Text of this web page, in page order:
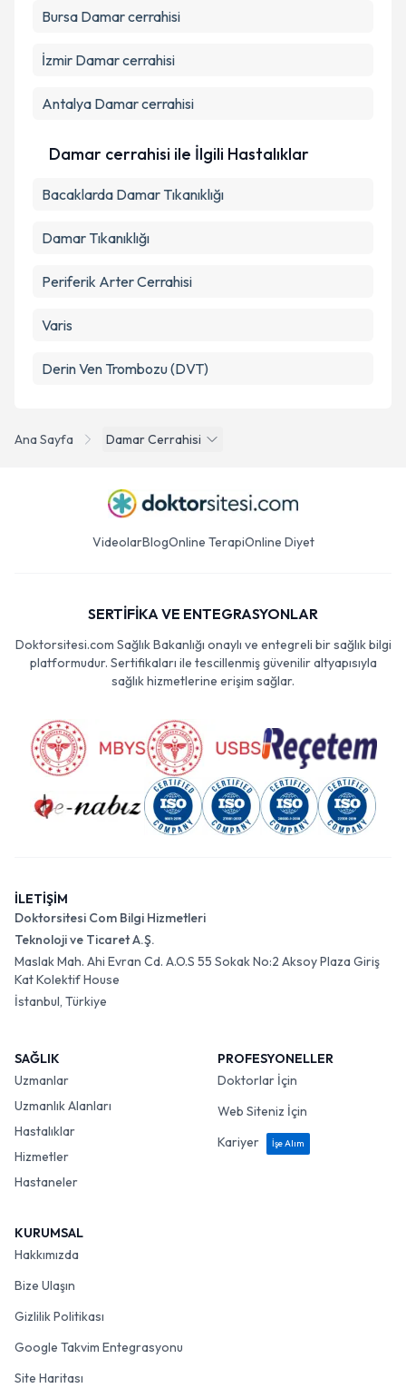
Ana Sayfa Damar Cerrahisi
Bursa Damar cerrahisi
İzmir Damar cerrahisi
Antalya Damar cerrahisi
Damar cerrahisi ile İlgili Hastalıklar
Bacaklarda Damar Tıkanıklığı
Damar Tıkanıklığı
Periferik Arter Cerrahisi
Varis
Derin Ven Trombozu (DVT)
VideolarBlogOnline TerapiOnline Diyet
SERTİFİKA VE ENTEGRASYONLAR
Doktorsitesi.com Sağlık Bakanlığı onaylı ve entegreli bir sağlık bilgi
platformudur. Sertifikaları ile tescillenmiş güvenilir altyapısıyla
sağlık hizmetlerine erişim sağlar.
İLETİŞİM
Doktorsitesi Com Bilgi Hizmetleri
Teknoloji ve Ticaret A.Ş.
Maslak Mah. Ahi Evran Cd. A.O.S 55 Sokak No:2 Aksoy Plaza Giriş
Kat Kolektif House
İstanbul, Türkiye
SAĞLIK
Uzmanlar
Uzmanlık Alanları
Hastalıklar
Hizmetler
Hastaneler
PROFESYONELLER
Doktorlar İçin
Web Siteniz İçin
Kariyer
İşe Alım
KURUMSAL
Hakkımızda
Bize Ulaşın
Gizlilik Politikası
Google Takvim Entegrasyonu
Site Haritası